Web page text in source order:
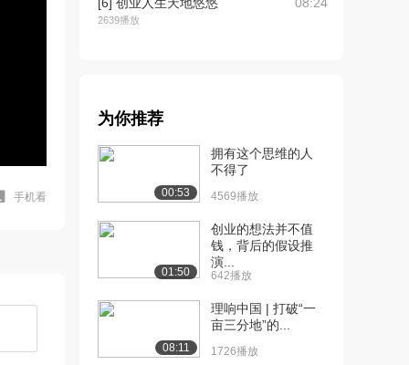
手机看
2639播放
[8] 创业——谁主沉浮？
（下）
[9] 创业并非一个人之为
2057播放
[10] 寻找自己的创业团队 09:34
[11] 创业团队只有一个头
05:45
为你推荐
00:53
拥有这个思维的人
不得了
4569播放
01:50
创业的想法并不值
钱，背后的假设推
演...
642播放
08:11
理响中国 | 打破“一
亩三分地”的...
1726播放